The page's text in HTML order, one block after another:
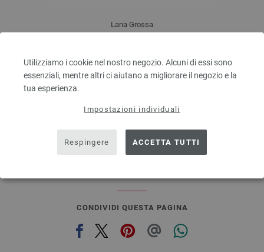
Utilizziamo i cookie nel nostro negozio. Alcuni di essi sono
essenziali, mentre altri ci aiutano a migliorare il negozio e la
tua esperienza.
Impostazioni individuali
Respingere ACCETTA TUTTI
Lana Grossa
Quantità in metri: ca. 160 m / 50 g
Dimensioni d’aghi: 3,5 - 4,5
escl. IVA., più. spese di spedizione, Prezzo di base:
CONDIVIDI QUESTA PAGINA